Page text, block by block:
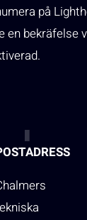
på
en bekräfelse